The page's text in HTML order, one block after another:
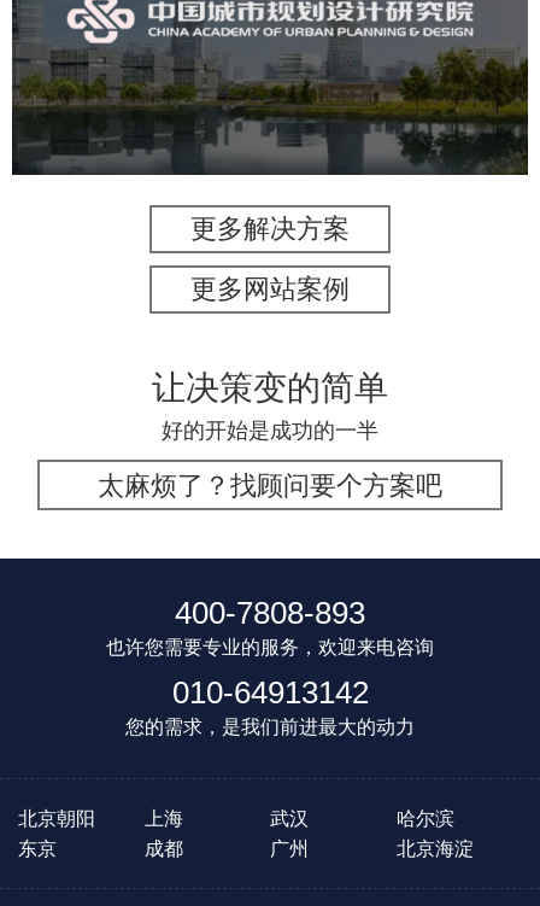
机构组织 国企 品牌官网 网站建设 网站设计
更多解决方案
更多网站案例
让决策变的简单
好的开始是成功的一半
太麻烦了？找顾问要个方案吧
400-7808-893
也许您需要专业的服务，欢迎来电咨询
010-64913142
您的需求，是我们前进最大的动力
北京朝阳 上海 武汉
哈尔滨
东京
成都 广州 北京海淀